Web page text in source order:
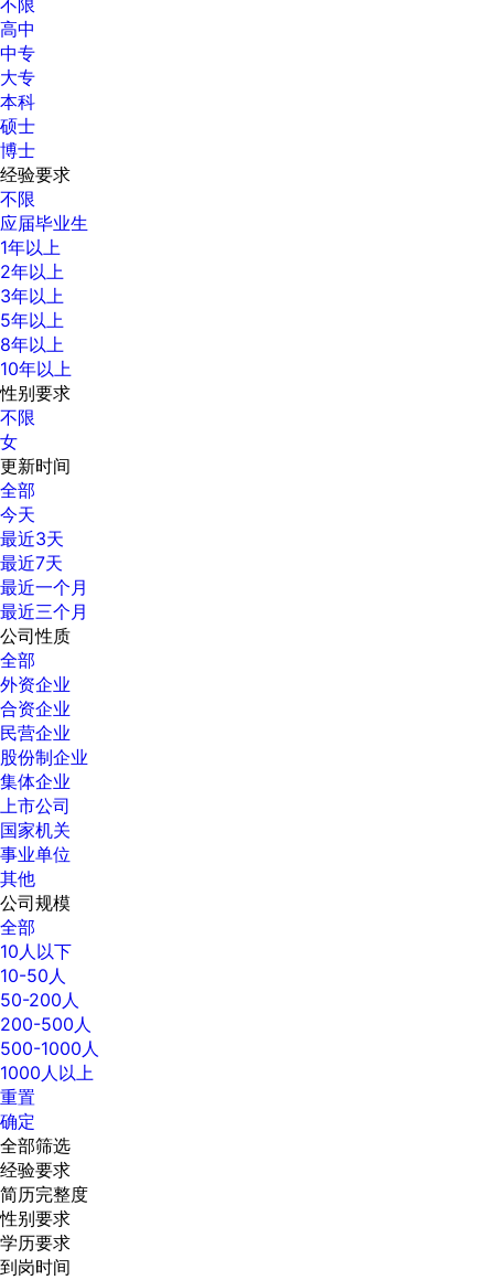
高中
中专
大专
本科
硕士
博士
经验要求
不限
应届毕业生
1年以上
2年以上
3年以上
5年以上
8年以上
10年以上
性别要求
不限
女
更新时间
全部
今天
最近3天
最近7天
最近一个月
最近三个月
公司性质
全部
外资企业
合资企业
民营企业
股份制企业
集体企业
上市公司
国家机关
事业单位
其他
公司规模
全部
10人以下
10-50人
50-200人
200-500人
500-1000人
1000人以上
重置
确定
全部筛选
经验要求
简历完整度
性别要求
学历要求
到岗时间